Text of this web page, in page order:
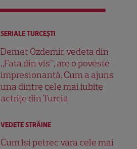
SERIALE TURCEŞTI
Demet Özdemir, vedeta din
„Fata din vis”, are o poveste
impresionantă. Cum a ajuns
una dintre cele mai iubite
actrițe din Turcia
VEDETE STRĂINE
Cum își petrec vara cele mai